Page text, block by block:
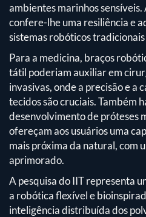
ambientes marinhos
confere-lhe uma resiliência e
sistemas robóticos
Para a medicina, braços
tátil poderiam auxiliar em
invasivas, onde a precisão e a
tecidos são cruciais. Também
desenvolvimento de próteses
ofereçam aos usuários uma
mais próxima da natural, com
aprimorado.
A pesquisa do IIT representa
a robótica flexível e
inteligência distribuída dos